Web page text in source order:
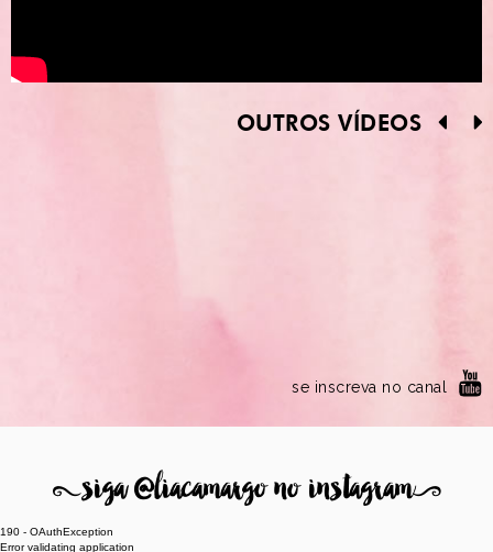
OUTROS VÍDEOS
se inscreva no canal
8siga @liacamargo no instagram9
190 - OAuthException
Error validating application